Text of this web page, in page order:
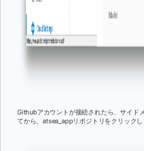
Githubアカウントが接続されたら、サイド
てから、atsea_appリポジトリをクリックし